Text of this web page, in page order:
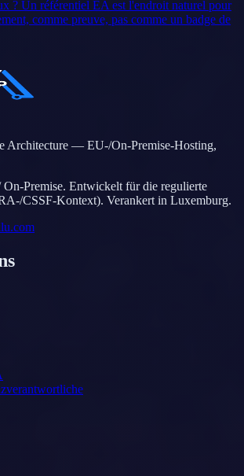
? Un référentiel EA est l'endroit naturel pour
comme preuve, pas comme un badge de
Architecture — EU-/On-Premise-Hosting,
Premise. Entwickelt für die regulierte
CSSF-Kontext). Verankert in Luxemburg.